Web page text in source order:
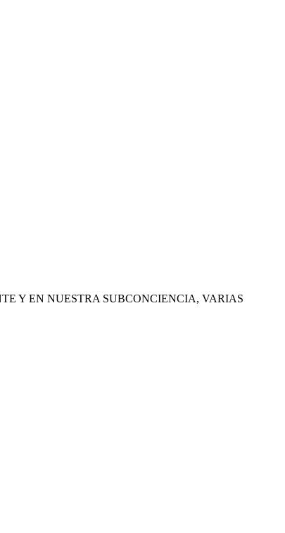
Y EN NUESTRA SUBCONCIENCIA, VARIAS